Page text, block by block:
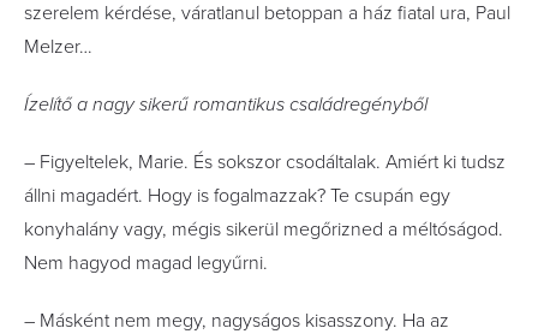
szerelem kérdése, váratlanul betoppan a ház fiatal ura, Paul
Melzer…
Ízelítő a nagy sikerű romantikus családregényből
– Figyeltelek, Marie. És sokszor csodáltalak. Amiért ki tudsz
állni magadért. Hogy is fogalmazzak? Te csupán egy
konyhalány vagy, mégis sikerül megőrizned a méltóságod.
Nem hagyod magad legyűrni.
– Másként nem megy, nagyságos kisasszony. Ha az